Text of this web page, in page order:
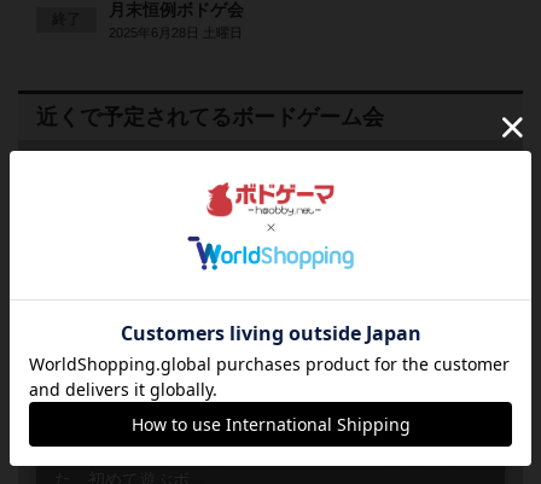
月末恒例ボドゲ会
2025年6月28日 土曜日
近くで予定されてるボードゲーム会
08月 07日 金 曜日
18:00～23:00
大阪府 梅田 誰でも参加 連れ添い登録
ードゲームが大好きな人までどなたでも大歓迎！おひと
た、初めて遊ぶボ...